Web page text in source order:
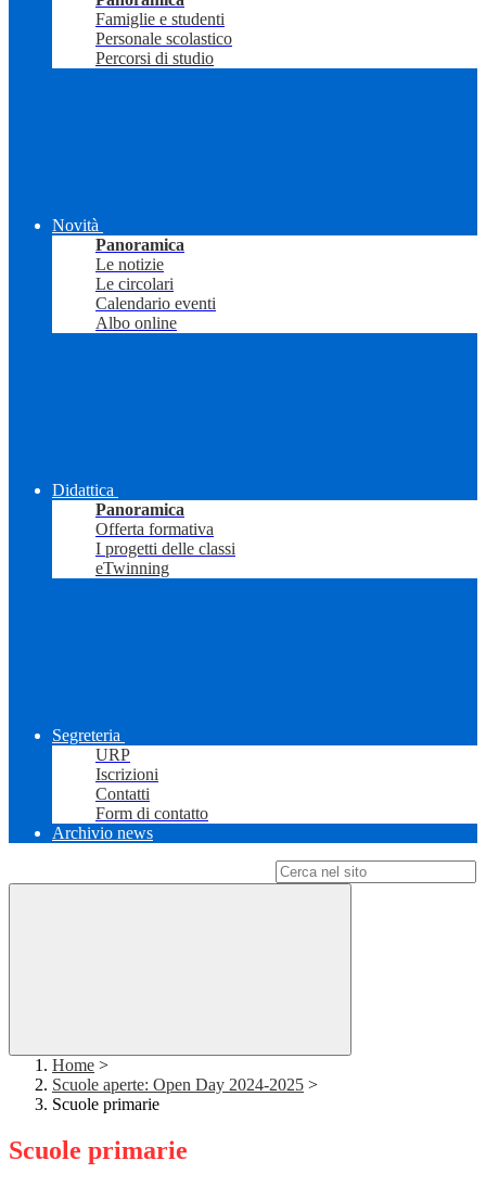
Famiglie e studenti
Personale scolastico
Percorsi di studio
Novità
Panoramica
Le notizie
Le circolari
Calendario eventi
Albo online
Didattica
Panoramica
Offerta formativa
I progetti delle classi
eTwinning
Segreteria
URP
Iscrizioni
Contatti
Form di contatto
Archivio news
Home >
Scuole aperte: Open Day 2024-2025 >
Scuole primarie
Scuole primarie